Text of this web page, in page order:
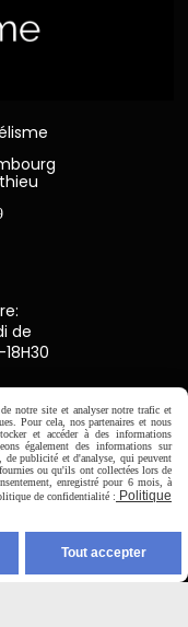
de
notre site et analyser notre trafic et
Pour cela, nos partenaires et nous
et accéder à des informations
également des informations sur
de publicité et d'analyse, qui peuvent
ou qu'ils ont collectées lors de
enregistré pour 6 mois, à
de confidentialité : Politique
Tout accepter